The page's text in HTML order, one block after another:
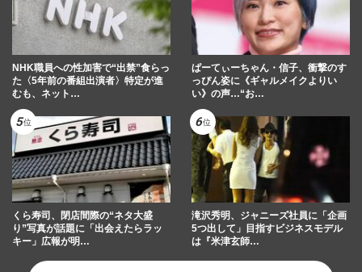
NHK職員への性加害で“出禁”食らっ
た〈5年前の番組出演者〉特定が進
むも、ネット…
ぱーてぃーちゃん・信子、衝撃のす
っぴん姿に《ギャルメイクよりい
い》の声…“お…
くら寿司、閉店間際の“ネタ大盛
り”写真が話題に「出会えたらラッ
キー」広報が明…
滝沢秀明、ジャニーズ社員に「企画
5つ出して」目指すビジネスモデル
は『米津玄師…